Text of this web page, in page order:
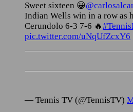
Sweet sixteen 😀
Indian Wells win in a row as
Cerundolo 6-3 7-6 🔥
pic.twitter.com/uNqUfZcxY6
— Tennis TV (@TennisTV)